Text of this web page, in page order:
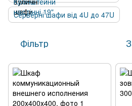
Серверні шафи від 4U до 47U
Фільтр